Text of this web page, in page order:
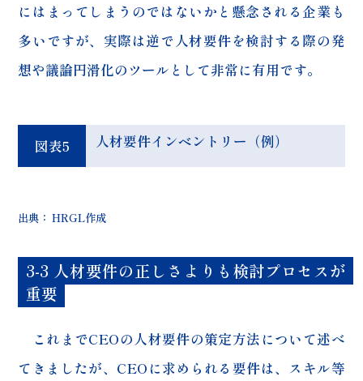
にはまってしまうのではないかと懸念される企業も
多いですが、実際は逆で人材要件を検討する際の発
想や議論円滑化のツールとして非常に有用です。
図表5 人材要件インベントリー（例）
出典： HRGL作成
3-3 人材要件の正しさよりも検討プロセスが
重要
これまでCEOの人材要件の策定方法について述べ
てきましたが、CEOに求められる要件は、スキル等